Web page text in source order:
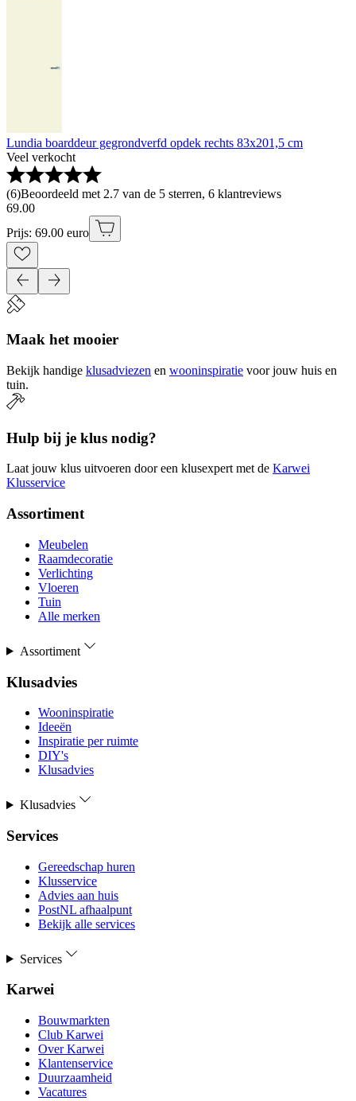
Lundia boarddeur gegrondverfd opdek rechts 83x201,5 cm
Veel verkocht
(6)Beoordeeld met 2.7 van de 5 sterren, 6 klantreviews
69.00
Prijs: 69.00 euro
Maak het mooier
Bekijk handige klusadviezen en wooninspiratie voor jouw huis en
tuin.
Hulp bij je klus nodig?
Laat jouw klus uitvoeren door een klusexpert met de Karwei
Klusservice
Assortiment
Meubelen
Raamdecoratie
Verlichting
Vloeren
Tuin
Alle merken
Assortiment
Klusadvies
Wooninspiratie
Ideeën
Inspiratie per ruimte
DIY's
Klusadvies
Klusadvies
Services
Gereedschap huren
Klusservice
Advies aan huis
PostNL afhaalpunt
Bekijk alle services
Services
Karwei
Bouwmarkten
Club Karwei
Over Karwei
Klantenservice
Duurzaamheid
Vacatures